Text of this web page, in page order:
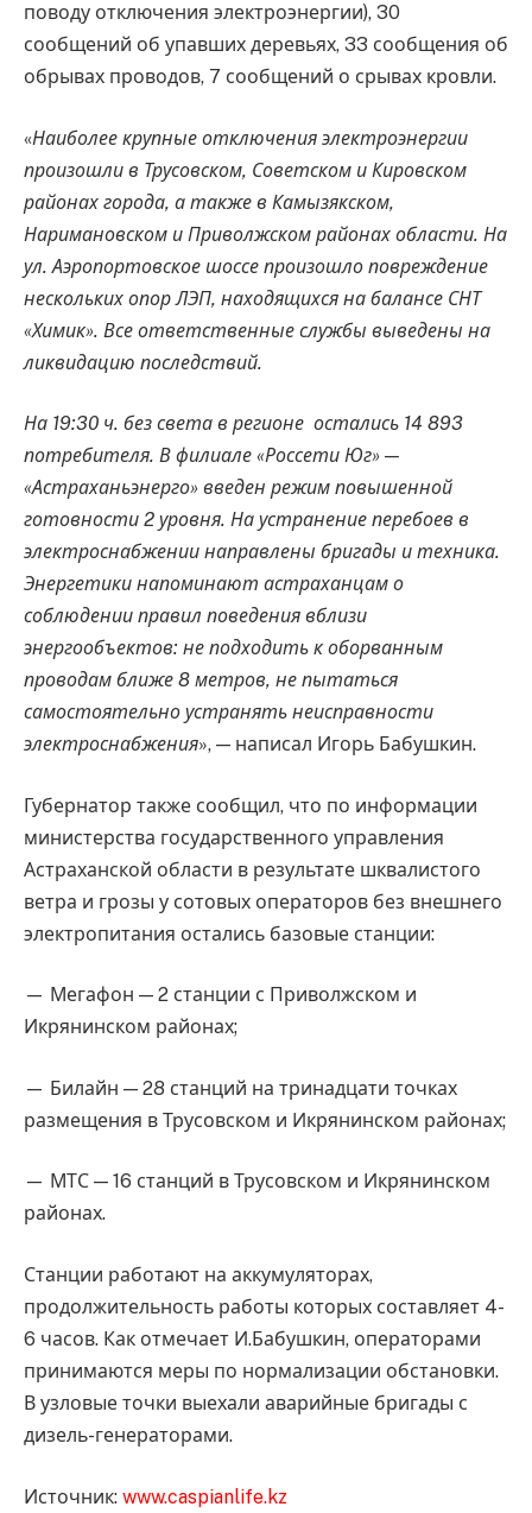
поводу отключения электроэнергии), 30
сообщений об упавших деревьях, 33 сообщения об
обрывах проводов, 7 сообщений о срывах кровли.
«Наиболее крупные отключения электроэнергии
произошли в Трусовском, Советском и Кировском
районах города, а также в Камызякском,
Наримановском и Приволжском районах области. На
ул. Аэропортовское шоссе произошло повреждение
нескольких опор ЛЭП, находящихся на балансе СНТ
«Химик». Все ответственные службы выведены на
ликвидацию последствий.
На 19:30 ч. без света в регионе остались 14 893
потребителя. В филиале «Россети Юг» —
«Астраханьэнерго» введен режим повышенной
готовности 2 уровня. На устранение перебоев в
электроснабжении направлены бригады и техника.
Энергетики напоминают астраханцам о
соблюдении правил поведения вблизи
энергообъектов: не подходить к оборванным
проводам ближе 8 метров, не пытаться
самостоятельно устранять неисправности
электроснабжения», — написал Игорь Бабушкин.
Губернатор также сообщил, что по информации
министерства государственного управления
Астраханской области в результате шквалистого
ветра и грозы у сотовых операторов без внешнего
электропитания остались базовые станции:
— Мегафон — 2 станции с Приволжском и
Икрянинском районах;
— Билайн — 28 станций на тринадцати точках
размещения в Трусовском и Икрянинском районах;
— МТС — 16 станций в Трусовском и Икрянинском
районах.
Станции работают на аккумуляторах,
продолжительность работы которых составляет 4-
6 часов. Как отмечает И.Бабушкин, операторами
принимаются меры по нормализации обстановки.
В узловые точки выехали аварийные бригады с
дизель-генераторами.
Источник: www.caspianlife.kz